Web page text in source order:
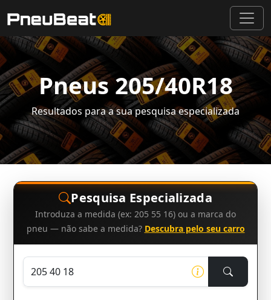
Pneus 205/40R18
Resultados para a sua pesquisa especializada
Pesquisa Especializada
Introduza a medida (ex: 205 55 16) ou a marca do
pneu — não sabe a medida? Descubra pelo seu carro